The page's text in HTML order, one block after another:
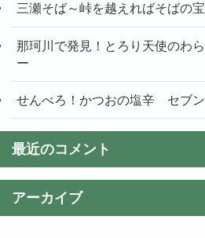
三瀬そば～峠を越えればそばの
那珂川で発見！とろり天使のわ
ー
せんべろ！かつおの塩辛 セブ
最近のコメント
アーカイブ